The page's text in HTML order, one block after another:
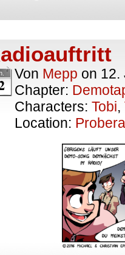
Von Mepp on 12.
Chapter:
Characters: Tobi,
Location: